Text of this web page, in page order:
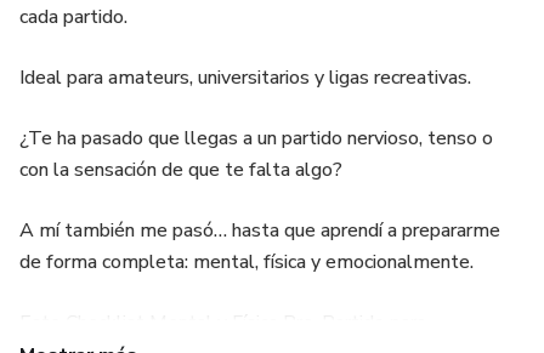
cada partido.
Ideal para amateurs, universitarios y ligas recreativas.
¿Te ha pasado que llegas a un partido nervioso, tenso o
con la sensación de que te falta algo?
A mí también me pasó… hasta que aprendí a prepararme
de forma completa: mental, física y emocionalmente.